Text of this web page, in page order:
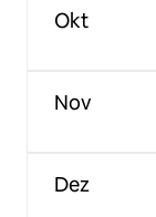
Okt
Nov
Dez